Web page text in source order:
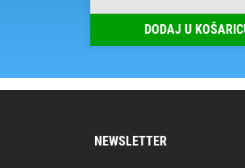
DODAJ U
NEWSLETTER